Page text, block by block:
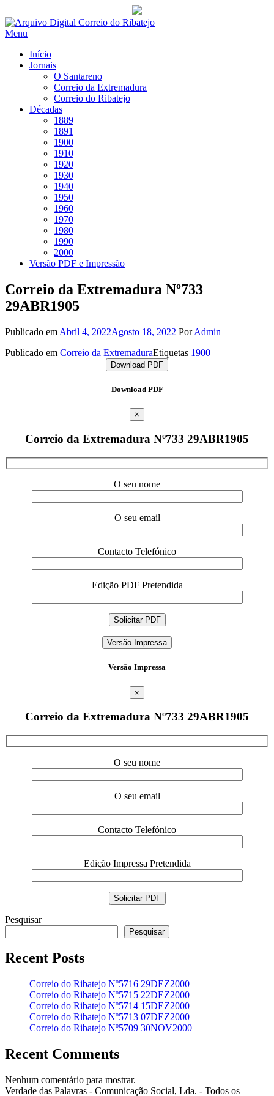
Saltar
para
Menu
Início
Jornais
O Santareno
Correio da Extremadura
Correio do Ribatejo
Décadas
1889
1891
1900
1910
1920
1930
1940
1950
1960
1970
1980
1990
2000
Versão PDF e Impressão
Correio da Extremadura Nº733
29ABR1905
Publicado em Abril 4, 2022Agosto 18, 2022 PorAdmin
Publicado em Correio da ExtremaduraEtiquetas 1900
Download PDF
Download PDF
×
Correio da Extremadura Nº733 29ABR1905
O seu nome
O seu email
Contacto Telefónico
Edição PDF Pretendida
Versão Impressa
Versão Impressa
×
Correio da Extremadura Nº733 29ABR1905
O seu nome
O seu email
Contacto Telefónico
Edição Impressa Pretendida
Pesquisar
Pesquisar
Recent Posts
Correio do Ribatejo Nº5716 29DEZ2000
Correio do Ribatejo Nº5715 22DEZ2000
Correio do Ribatejo Nº5714 15DEZ2000
Correio do Ribatejo Nº5713 07DEZ2000
Correio do Ribatejo Nº5709 30NOV2000
Recent Comments
Nenhum comentário para mostrar.
Verdade das Palavras - Comunicação Social, Lda. - Todos os